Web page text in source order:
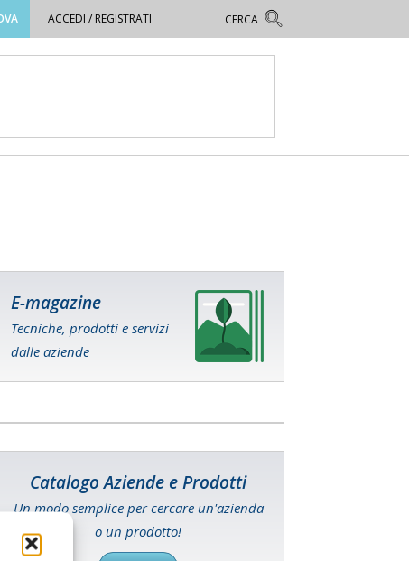
ACCEDI / REGISTRATI
E-magazine
Tecniche, prodotti e servizi
dalle aziende
Catalogo Aziende e Prodotti
Un modo semplice per cercare un'azienda
o un prodotto!